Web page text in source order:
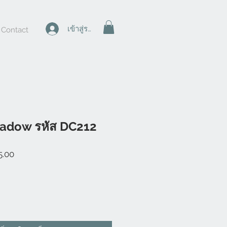
Contact เข้าสู่ระบบ
รหัส DC212
ราคา